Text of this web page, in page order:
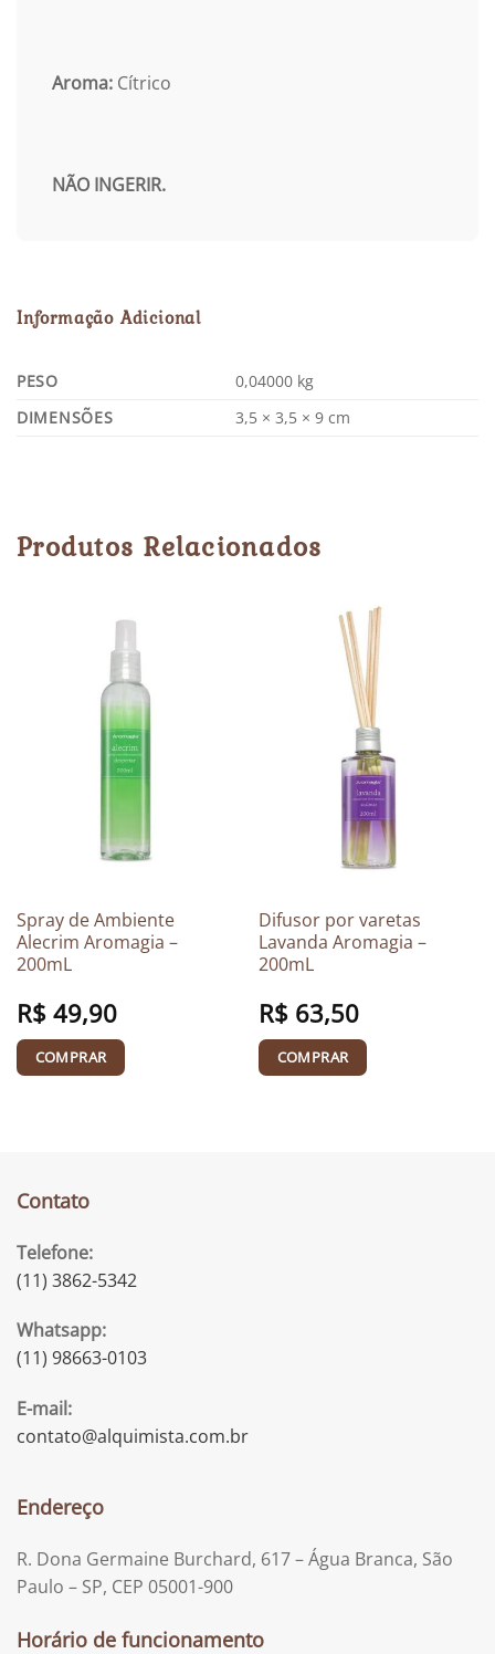
Aroma: Cítrico
NÃO INGERIR.
Informação Adicional
PESO
0,04000 kg
DIMENSÕES
3,5 × 3,5 × 9 cm
Produtos Relacionados
Spray de Ambiente
Alecrim Aromagia –
200mL
R$49,90
COMPRAR
Difusor por varetas
Lavanda Aromagia –
200mL
R$63,50
COMPRAR
Contato
Telefone:
(11) 3862-5342
Whatsapp:
(11) 98663-0103
E-mail:
contato@alquimista.com.br
Endereço
R. Dona Germaine Burchard, 617 – Água Branca, São
Paulo – SP, CEP 05001-900
Horário de funcionamento